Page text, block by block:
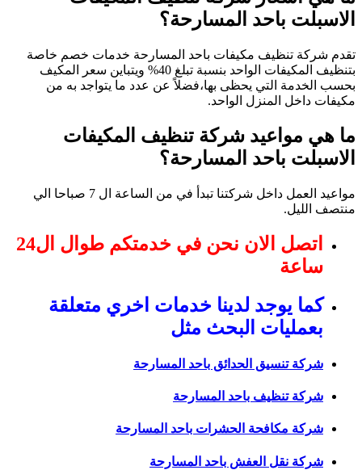
الاسبلت باحد المسارحة؟
تقدم شركة تنظيف مكيفات باحد المسارحة خدمات خصم خاصة
بتنظيف المكيفات الواحد بنسبة تبلغ 40% ويتباين سعر المكيف
بحسب الخدمة التي يحظى بها،فضلاً عن عدد ما يتواجد به من
مكيفات داخل المنزل الواحد.
ما هي مواعيد شركة تنظيف المكيفات
الاسبلت باحد المسارحة؟
مواعيد العمل داخل شركتنا تبدأ في من الساعة ال 7 صباحا الي
منتصف الليل.
اتصل الان نحن في خدمتكم طوال ال24
ساعة
كما يوجد لدينا خدمات اخري متعلقة
بعمليات البحث مثل
شركة تنسيق الحدائق باحد المسارحة
شركة تنظيف باحد المسارحة
شركة مكافحة الحشرات باحد المسارحة
شركة نقل العفش باحد المسارحة